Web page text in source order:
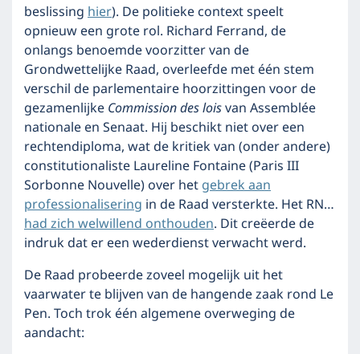
beslissinghier). De politieke context speelt
opnieuw een grote rol. Richard Ferrand, de
onlangs benoemde voorzitter van de
Grondwettelijke Raad, overleefde met één stem
verschil de parlementaire hoorzittingen voor de
gezamenlijkeCommission des loisvan Assemblée
nationale en Senaat. Hij beschikt niet over een
rechtendiploma, wat de kritiek van (onder andere)
constitutionaliste Laureline Fontaine (Paris III
Sorbonne Nouvelle) over hetgebrek aan
professionalisering in de Raad versterkte. Het RN…
had zich welwillend onthouden. Dit creëerde de
indruk dat er een wederdienst verwacht werd.
De Raad probeerde zoveel mogelijk uit het
vaarwater te blijven van de hangende zaak rond Le
Pen. Toch trok één algemene overweging de
aandacht: